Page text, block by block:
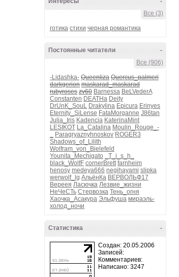
Все (3)
готика стихи черная романтика
-
Постоянные читатели
Все (906)
-Lidashka- Queenliza Quercus_palmeri
darkgerion maskarad_maskarad
rubyroses zv60 Barnessa BeLVederA
Constanten DEATHa Deity
DrUnK_SouL Drakylina Epicura Erinyes
Eternity_SiLense FataMorganne J86tan
Julia_Iris Kadencia KaterinaMint
LESIKOT La_Catalina Moulin_Rouge_-
Paragryaznyhnoskov ROGER3
Shadows_of_Lilith
Wolfram_von_Bielefeld
Younita_Mechigato
_T_i_s_h_
black_WolfF cornerBrett farnheim
henosy medeya666 negihayami slipka
werwolf_lg АльёнКа ВЕРВОЛЬФ17
Вереея Ласючка Лезвие_жизни
НеЧеСТь Стервозка Тень_огня
Хаочка_Асакура Эльфуша мираэль-
холод_ночи
-
Статистика
Создан: 20.05.2006
Записей:
Комментариев:
Написано: 3247